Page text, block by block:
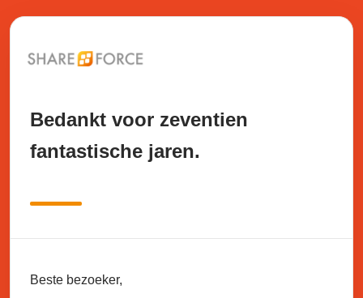
Bedankt voor zeventien
fantastische jaren.
Beste bezoeker,